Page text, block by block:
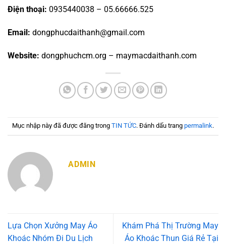
Điện thoại: 0935440038 – 05.66666.525
Email: dongphucdaithanh@gmail.com
Website: dongphuchcm.org – maymacdaithanh.com
Mục nhập này đã được đăng trong TIN TỨC. Đánh dấu trang permalink.
ADMIN
Lựa Chọn Xưởng May Áo
Khoác Nhóm Đi Du Lịch
Khám Phá Thị Trường May
Áo Khoác Thun Giá Rẻ Tại